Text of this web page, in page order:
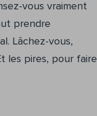
vous vraiment
prendre
Lâchez-vous,
les pires, pour faire